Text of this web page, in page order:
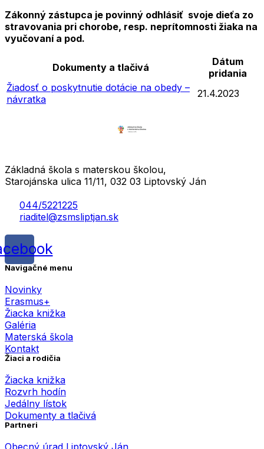
Zákonný zástupca je povinný odhlásiť svoje dieťa zo
stravovania pri chorobe, resp. neprítomnosti žiaka na
vyučovaní a pod.
Dokumenty a tlačivá
Dátum
pridania
Žiadosť o poskytnutie dotácie na obedy –
návratka
21.4.2023
Základná škola s materskou školou,
Starojánska ulica 11/11, 032 03 Liptovský Ján
044/5221225
riaditel@zsmsliptjan.sk
Navigačné menu
Novinky
Erasmus+
Žiacka knižka
Galéria
Materská škola
Kontakt
Žiaci a rodičia
Žiacka knižka
Rozvrh hodín
Jedálny lístok
Dokumenty a tlačivá
Partneri
Obecný úrad Liptovský Ján